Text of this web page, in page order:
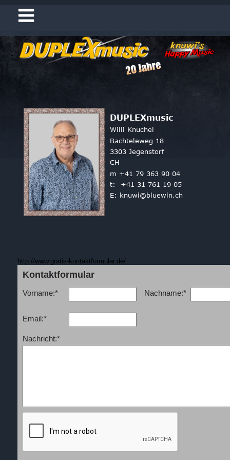
DUPLEXmusic
Willi Knuchel
Bachteleweg 18
3303 Jegenstorf
CH
m +41 79 363 90 04
t:  +41 31 761 19 05
E: knuwi@bluewin.ch
http://www.gratis-kontaktformular.de/